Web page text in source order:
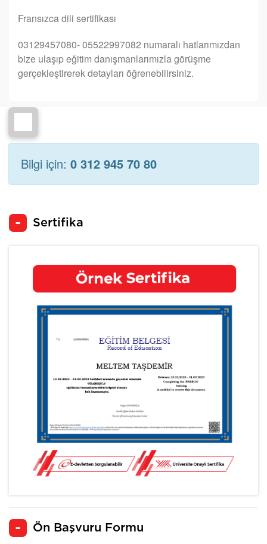
Fransızca dili sertifikası
03129457080- 05522997082 numaralı hatlarımızdan
bize ulaşıp eğitim danışmanlarımızla görüşme
gerçekleştirerek detayları öğrenebilirsiniz.
Bilgi için: 0 312 945 70 80
Sertifika
Ön Başvuru Formu